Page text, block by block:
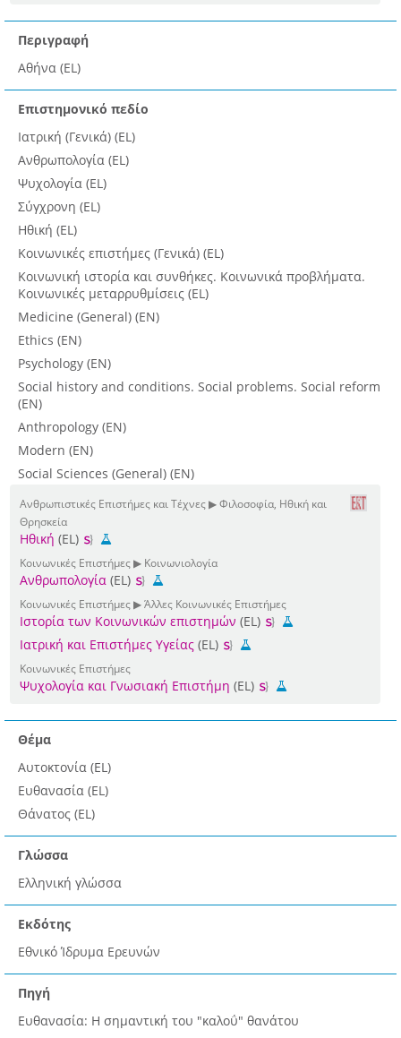
Περιγραφή
Αθήνα (EL)
Επιστημονικό πεδίο
Ιατρική (Γενικά) (EL)
Ανθρωπολογία (EL)
Ψυχολογία (EL)
Σύγχρονη (EL)
Ηθική (EL)
Κοινωνικές επιστήμες (Γενικά) (EL)
Κοινωνική ιστορία και συνθήκες. Κοινωνικά προβλήματα.
Κοινωνικές μεταρρυθμίσεις (EL)
Medicine (General) (EN)
Ethics (EN)
Psychology (EN)
Social history and conditions. Social problems. Social reform
(EN)
Anthropology (EN)
Modern (EN)
Social Sciences (General) (EN)
Ανθρωπιστικές Επιστήμες και Τέχνες ▶ Φιλοσοφία, Ηθική και
Θρησκεία
Ηθική (EL)
Κοινωνικές Επιστήμες ▶ Κοινωνιολογία
Ανθρωπολογία (EL)
Κοινωνικές Επιστήμες ▶ Άλλες Κοινωνικές Επιστήμες
Ιστορία των Κοινωνικών επιστημών (EL)
Ιατρική και Επιστήμες Υγείας (EL)
Κοινωνικές Επιστήμες
Ψυχολογία και Γνωσιακή Επιστήμη (EL)
Θέμα
Αυτοκτονία (EL)
Ευθανασία (EL)
Θάνατος (EL)
Γλώσσα
Ελληνική γλώσσα
Εκδότης
Εθνικό Ίδρυμα Ερευνών
Πηγή
Ευθανασία: Η σημαντική του "καλοΰ" θανάτου